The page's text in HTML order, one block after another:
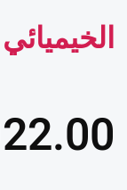
الخيميائي
22.00